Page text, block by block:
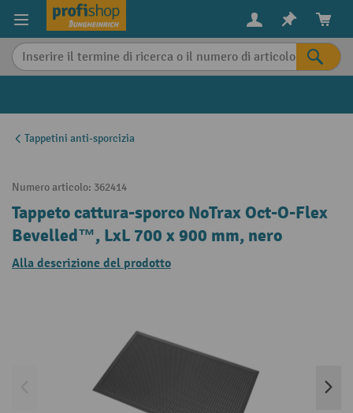
content
Tappetini anti-sporcizia
Numero articolo: 362414
Tappeto cattura-sporco NoTrax Oct-O-Flex
Bevelled™, LxL 700 x 900 mm, nero
Alla descrizione del prodotto